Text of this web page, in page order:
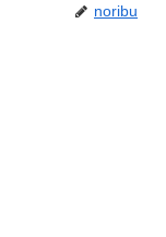
noribu